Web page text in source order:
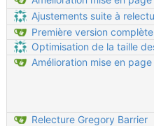
Première version complète
Relecture Gregory Barrier